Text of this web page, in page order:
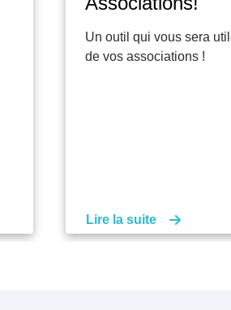
Projection de films
2026 à la Maison de
Lire la suite